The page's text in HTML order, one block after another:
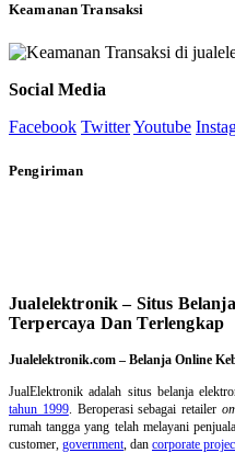
Keamanan Transaksi
Social Media
Facebook TwitterYoutube
Pengiriman
Jualelektronik – Situs
Terpercaya Dan Terlengkap
Jualelektronik.com – Belanja Online
JualElektronik adalah situs belanja
tahun 1999. Beroperasi sebagai retailer
rumah tangga yang telah melayani
customer, government , dan corporate